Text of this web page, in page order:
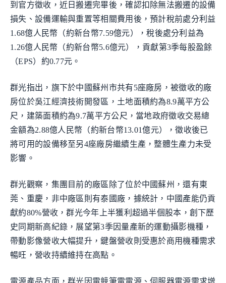
到官方徵收，近日搬遷完畢後，確認扣除無法搬遷的設備
損失、設備運輸與重置等相關費用後，預計稅前處分利益
1.68億人民幣（約新台幣7.59億元），稅後處分利益為
1.26億人民幣（約新台幣5.6億元），貢獻第3季每股盈餘
（EPS）約0.77元。
群光指出，旗下於中國蘇州市共有5座廠房，被徵收的廠
房位於吳江經濟技術開發區，土地面積約為8.9萬平方公
尺，建築面積約為9.7萬平方公尺，當地政府徵收交易總
金額為2.88億人民幣（約新台幣13.01億元），徵收後已
將可用的設備移至另4座廠房繼續生產，整體生產力未受
影響。
群光觀察，集團目前的廠區除了位於中國蘇州，還有東
莞、重慶，非中廠區則有泰國廠，據統計，中國產能仍貢
獻約80%營收，群光今年上半獲利超過半個股本，創下歷
史同期新高紀錄，展望第3季因量產新的運動攝影機種，
帶動影像營收大幅提升，鍵盤營收則受惠於商用機種需求
暢旺，營收持續維持在高點。
電源產品方面，群光因電競筆電電源、伺服器電源需求增